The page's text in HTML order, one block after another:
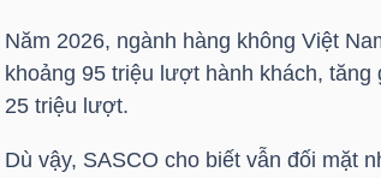
Năm 2026, ngành hàng không Việt
khoảng 95 triệu lượt hành khách,
25 triệu lượt.
Dù vậy, SASCO cho biết vẫn đối mặt